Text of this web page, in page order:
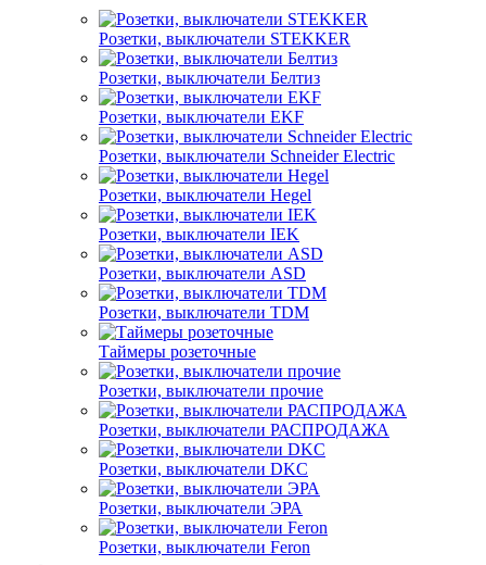
Розетки, выключатели STEKKER
Розетки, выключатели Белтиз
Розетки, выключатели EKF
Розетки, выключатели Schneider Electric
Розетки, выключатели Hegel
Розетки, выключатели IEK
Розетки, выключатели ASD
Розетки, выключатели TDM
Таймеры розеточные
Розетки, выключатели прочие
Розетки, выключатели РАСПРОДАЖА
Розетки, выключатели DKC
Розетки, выключатели ЭРА
Розетки, выключатели Feron